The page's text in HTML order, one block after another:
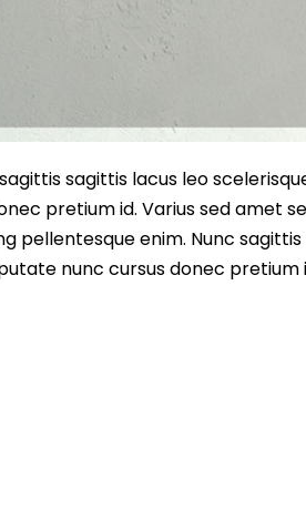
sagittis lacus leo
pretium id. Varius sed amet
pellentesque enim. Nunc
nunc cursus donec pretium